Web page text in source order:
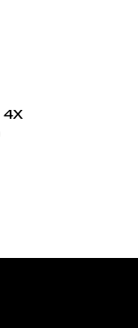
4X